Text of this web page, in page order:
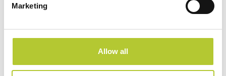
Marketing
Allow all